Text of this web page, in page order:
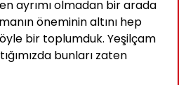
ayrımı olmadan bir arada
öneminin altını hep
bir toplumduk. Yeşilçam
bunları zaten